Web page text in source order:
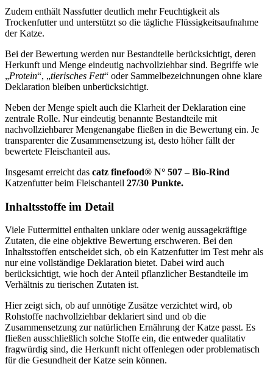
Zudem enthält Nassfutter deutlich mehr Feuchtigkeit als
Trockenfutter und unterstützt so die tägliche Flüssigkeitsaufnahme
der Katze.
Bei der Bewertung werden nur Bestandteile berücksichtigt, deren
Herkunft und Menge eindeutig nachvollziehbar sind. Begriffe wie
„Protein“, „tierisches Fett“ oder Sammelbezeichnungen ohne klare
Deklaration bleiben unberücksichtigt.
Neben der Menge spielt auch die Klarheit der Deklaration eine
zentrale Rolle. Nur eindeutig benannte Bestandteile mit
nachvollziehbarer Mengenangabe fließen in die Bewertung ein. Je
transparenter die Zusammensetzung ist, desto höher fällt der
bewertete Fleischanteil aus.
Insgesamt erreicht das catz finefood® N° 507 – Bio-Rind
Katzenfutterbeim Fleischanteil 27/30 Punkte.
Inhaltsstoffe im Detail
Viele Futtermittel enthalten unklare oder wenig aussagekräftige
Zutaten, die eine objektive Bewertung erschweren. Bei den
Inhaltsstoffen entscheidet sich, ob ein Katzenfutter im Test mehr als
nur eine vollständige Deklaration bietet. Dabei wird auch
berücksichtigt, wie hoch der Anteil pflanzlicher Bestandteile im
Verhältnis zu tierischen Zutaten ist.
Hier zeigt sich, ob auf unnötige Zusätze verzichtet wird, ob
Rohstoffe nachvollziehbar deklariert sind und ob die
Zusammensetzung zur natürlichen Ernährung der Katze passt. Es
fließen ausschließlich solche Stoffe ein, die entweder qualitativ
fragwürdig sind, die Herkunft nicht offenlegen oder problematisch
für die Gesundheit der Katze sein können.